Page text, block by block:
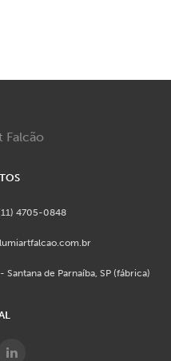
4705-0848
Santana de Parnaíba, SP (fábrica)